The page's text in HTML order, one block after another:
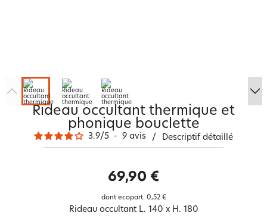
Rideau occultant thermique et
phonique bouclette
3.9/5 - 9 avis / Descriptif détaillé
69,90 €
dont ecopart. 0,52 €
Rideau occultant L. 140 x H. 180